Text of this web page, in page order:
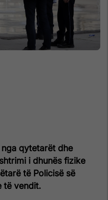
qytetarët dhe
i dhunës fizike
të Policisë së
të vendit.